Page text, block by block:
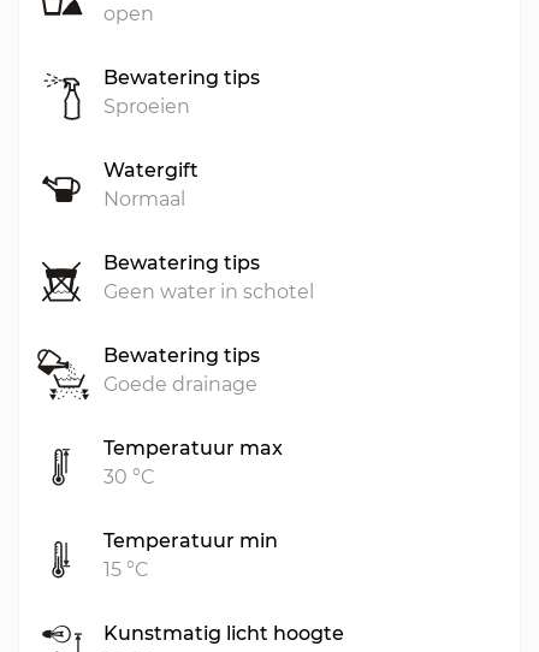
open
Bewatering tips
Sproeien
Watergift
Normaal
Bewatering tips
Geen water in schotel
Bewatering tips
Goede drainage
Temperatuur max
30 °C
Temperatuur min
15 °C
Kunstmatig licht hoogte